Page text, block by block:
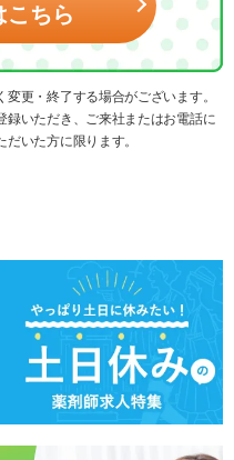
こちら
更・終了する場合がございます。
いただき、ご来社またはお電話に
いた方に限ります。